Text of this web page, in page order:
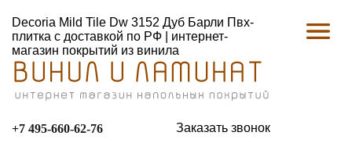
Decoria Mild Tile Dw 3152 Дуб Барли Пвх-
плитка с доставкой по РФ | интернет-
магазин покрытий из винила
+7 495-660-62-76 Заказать звонок